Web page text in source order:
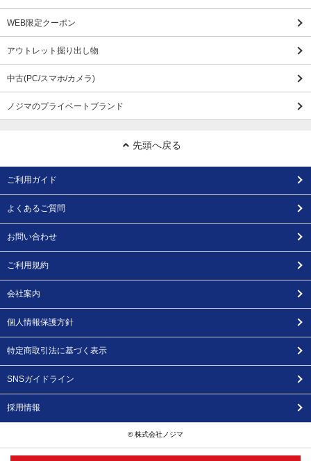
WEB限定クーポン
アウトレット掘り出し物
中古(PC/スマホ/カメラ)
ノジマのプライベートブランド
先頭へ戻る
ご利用ガイド
よくあるご質問
お問い合わせ
ご利用規約
会社案内
個人情報保護方針
特定商取引法に基づく表示
SNSガイドライン
採用情報
© 株式会社ノジマ